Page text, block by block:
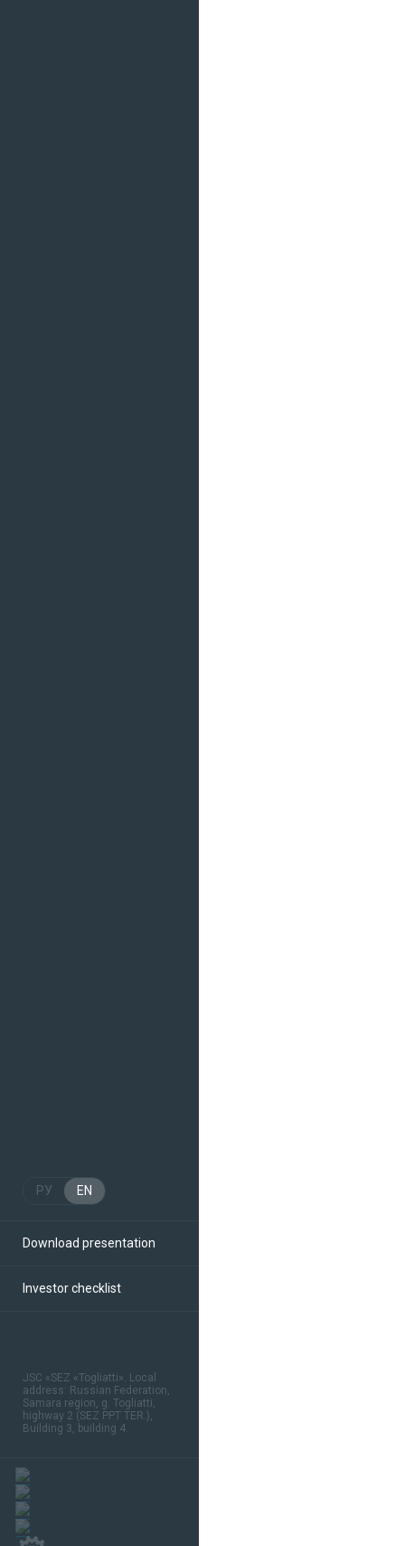
РУ EN
Download presentation
Investor checklist
JSC «SEZ «Togliatti». Local
address: Russian Federation,
Samara region, g. Togliatti,
highway 2 (SEZ PPT TER.),
Building 3, building 4.